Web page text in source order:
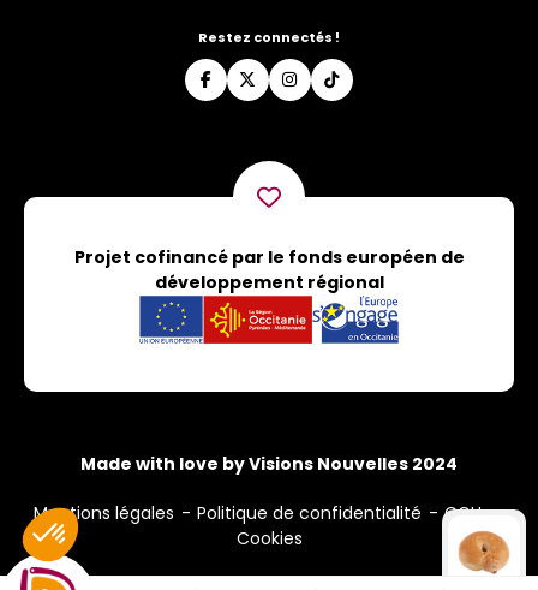
Restez connectés !
Projet cofinancé par le fonds européen de
développement régional
Made with love by Visions Nouvelles 2024
Mentions légales Politique de confidentialité
CGU
Cookies